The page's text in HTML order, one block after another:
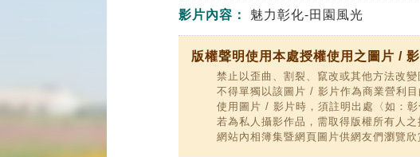
影片內容： 魅力彰化-田園風光
版權聲明使用本處授權使用之圖片 /
禁止以歪曲、割裂、竄改或其他方法改
不得單獨以該圖片 / 影片作為商業營利目
使用圖片 / 影片時，須註明出處〈如：彰
若為私人攝影作品，需取得版權所有人
網站內相簿集暨網頁圖片供網友們瀏覽